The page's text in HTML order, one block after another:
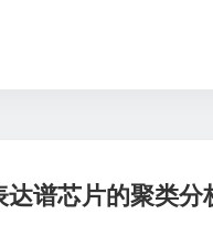
达谱芯片的聚类分